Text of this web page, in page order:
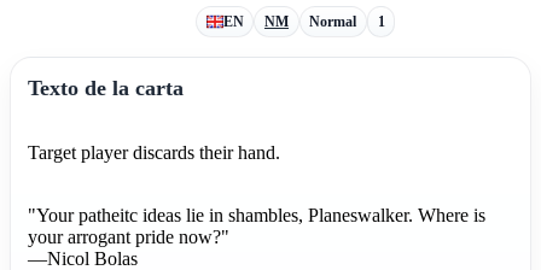
EN NM Normal 1
Texto de la carta
Target player discards their hand.
"Your patheitc ideas lie in shambles, Planeswalker. Where is
your arrogant pride now?"
—Nicol Bolas